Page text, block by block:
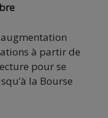
à partir de
pour se
la Bourse